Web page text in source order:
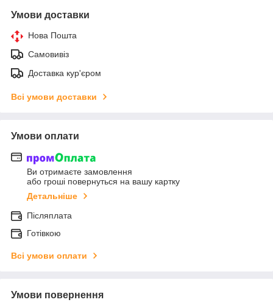
Умови доставки
Нова Пошта
Самовивіз
Доставка кур'єром
Всі умови доставки
Умови оплати
Ви отримаєте замовлення
або гроші повернуться на вашу картку
Детальніше
Післяплата
Готівкою
Всі умови оплати
Умови повернення